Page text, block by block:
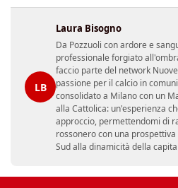
LB
Laura Bisogno
Da Pozzuoli con ardore e
professionale forgiato
faccio parte del network
passione per il calcio in
consolidato a Milano con un
alla Cattolica: un'esperienza
approccio, permettendomi di
rossonero con una
Sud alla dinamicità della